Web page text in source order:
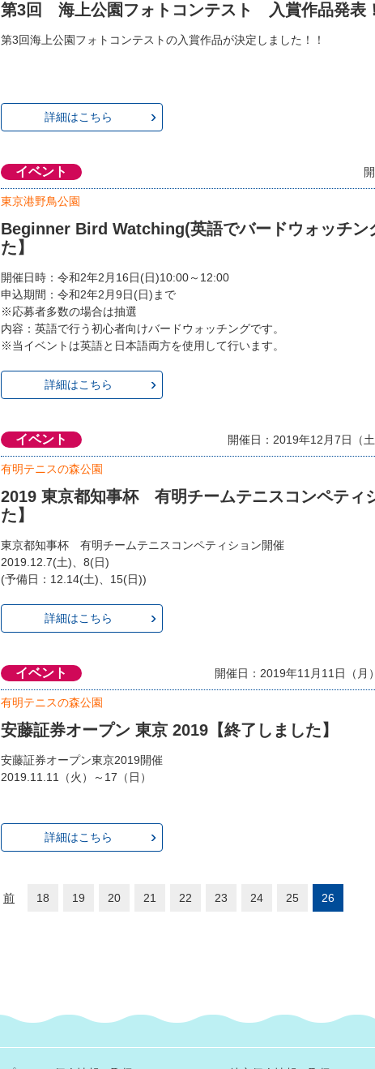
第3回 海上公園フォトコンテスト 入賞作品発表！
第3回海上公園フォトコンテストの入賞作品が決定しました！！
詳細はこちら
イベント
東京港野鳥公園
Beginner Bird Watching(英語でバードウォッチン
た】
開催日時：令和2年2月16日(日)10:00～12:00
申込期間：令和2年2月9日(日)まで
※応募者多数の場合は抽選
内容：英語で行う初心者向けバードウォッチングです。
※当イベントは英語と日本語両方を使用して行います。
詳細はこちら
イベント 開催日：2019年12月7日（
有明テニスの森公園
2019 東京都知事杯 有明チームテニスコンペティ
た】
東京都知事杯 有明チームテニスコンペティション開催
2019.12.7(土)、8(日)
(予備日：12.14(土)、15(日))
詳細はこちら
イベント 開催日：2019年11月11日（月
有明テニスの森公園
安藤証券オープン 東京 2019【終了しました】
安藤証券オープン東京2019開催
2019.11.11（火）～17（日）
詳細はこちら
前 18 19 20 21 22 23 24 25 26